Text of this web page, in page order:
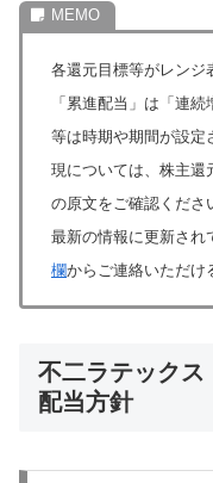
各還元目標等がレンジ
「累進配当」は「連
等は時期や期間が設定
現については、株主還
の原文をご確認くださ
最新の情報に更新され
欄からご連絡いただけ
不二ラテックス
配当方針